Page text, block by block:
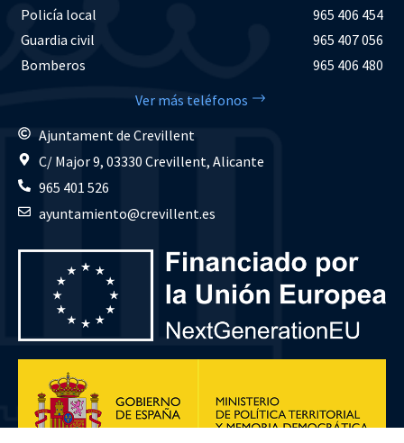
Policía local
965 406 454
Guardia civil
965 407 056
Bomberos
965 406 480
Ver más teléfonos
Ajuntament de Crevillent
C/ Major 9, 03330 Crevillent, Alicante
965 401 526
ayuntamiento@crevillent.es